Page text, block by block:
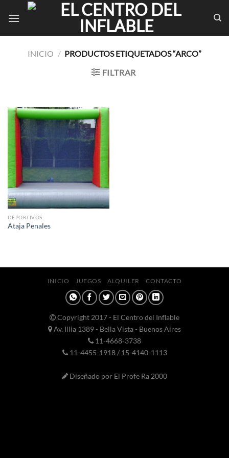
INICIO / PRODUCTOS ETIQUETADOS “ARCO”
FILTRAR
DEPORTIVOS
Ataja Penales
INICIO JUEGOS ALQUILER CONTACTO
Copyright 2017 - El Centro del Inflable
Av. Illia 1389 - Bella Vista - Buenos Aires
11-4668-3738
11-4455-1918 / 15-4140-1113
Diseñado por El Profe Ra 2000